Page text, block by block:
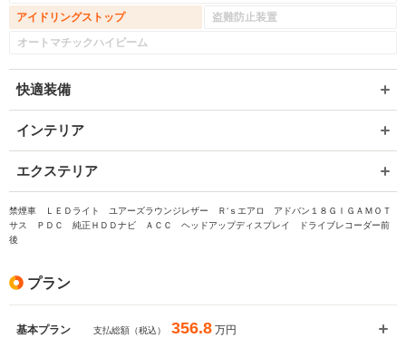
アイドリングストップ
盗難防止装置
オートマチックハイビーム
快適装備
インテリア
エクステリア
禁煙車 ＬＥＤライト ユアーズラウンジレザー Ｒ‘ｓエアロ アドバン１８ＧＩＧＡＭＯＴ
サス ＰＤＣ 純正ＨＤＤナビ ＡＣＣ ヘッドアップディスプレイ ドライブレコーダー前
後
プラン
基本プラン 支払総額（税込） 356.8 万円